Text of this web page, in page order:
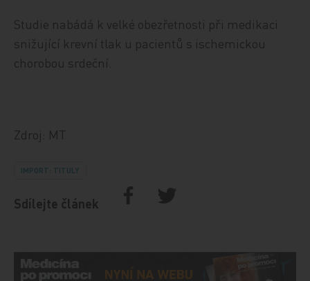
Studie nabádá k velké obezřetnosti při medikaci
snižující krevní tlak u pacientů s ischemickou
chorobou srdeční.
Zdroj: MT
IMPORT: TITULY
Sdílejte článek